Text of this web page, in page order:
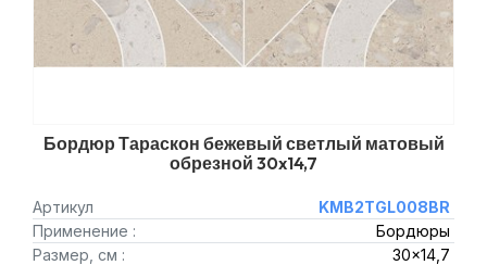
Бордюр Тараскон бежевый светлый матовый
обрезной 30x14,7
Артикул
KMB2TGL008BR
Применение :
Бордюры
Размер, см :
30x14,7